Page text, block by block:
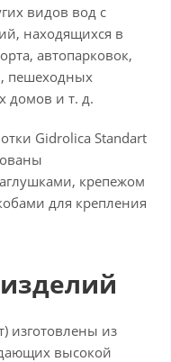
видов вод с
находящихся в
автопарковок,
пешеходных
домов и т. д.
Gidrolica Standart
крепежом
для крепления
изготовлены из
высокой